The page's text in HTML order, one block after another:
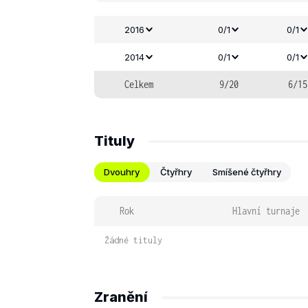
2016 0/1 0/1
2014 0/1 0/1
Celkem 9/20 6/15
Tituly
Dvouhry Čtyřhry Smíšené čtyřhry
Rok Hlavní turnaje
Žádné tituly
Zranění